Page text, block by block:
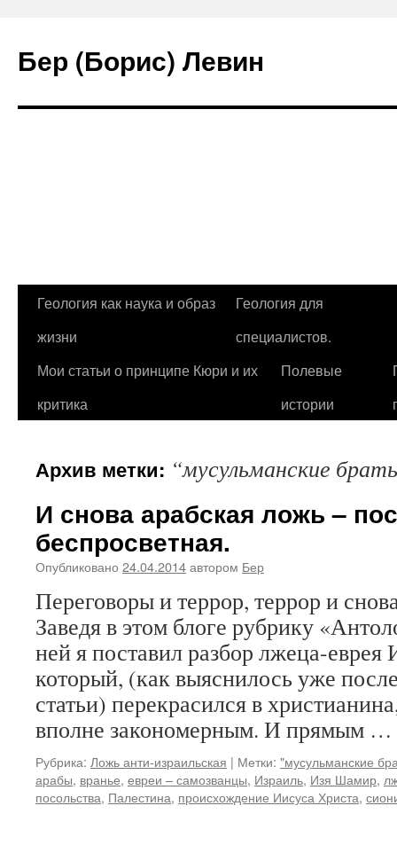
Бер (Борис) Левин
Перейти
содержимому
Геология как наука и образ
жизни
Геология для
специалистов.
Мои статьи о принципе Кюри и их
критика
Полевые
истории
Архив метки: “мусульманские
И снова арабская ложь –
беспросветная.
Опубликовано 24.04.2014автором Бер
Переговоры и террор, террор и
Заведя в этом блоге рубрику
ней я поставил разбор лжеца-
который, (как выяснилось уже
статьи) перекрасился в
вполне закономерным. И прямым …
Рубрика: Ложь анти-израильская | Метки: "мусульманские
арабы, вранье, евреи – самозванцы, Израиль, Изя Шамир,
посольства, Палестина, происхождение Иисуса Христа,